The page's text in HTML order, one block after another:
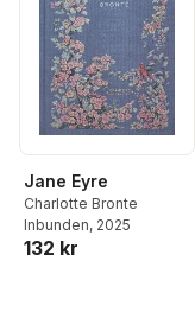
Jane Eyre
Charlotte Bronte
Inbunden, 2025
132 kr